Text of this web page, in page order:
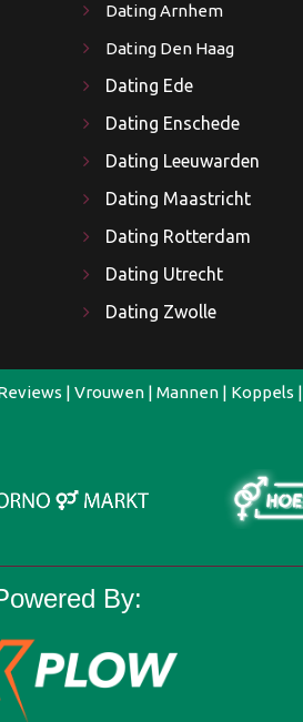
Dating Arnhem
Dating Den Haag
Dating Ede
Dating Enschede
Dating Leeuwarden
Dating Maastricht
Dating Rotterdam
Dating Utrecht
Dating Zwolle
| Vrouwen| Mannen| Koppels |
By: